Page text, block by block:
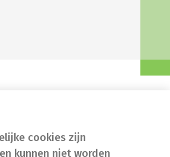
cookies zijn
kunnen niet worden